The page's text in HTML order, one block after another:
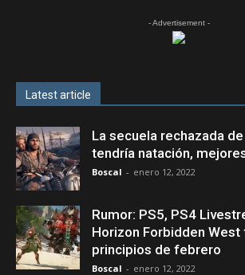
- Advertisement -
Latest article
La secuela rechazada
tendría natación,
Boscal - enero 12, 2022
Rumor: PS5, PS4
Horizon Forbidden West
principios de febrero
Boscal - enero 12, 2022